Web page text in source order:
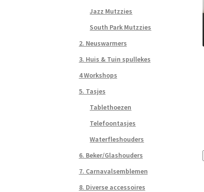
Jazz Mutzzies
South Park Mutzzies
2. Neuswarmers
3. Huis & Tuin spullekes
4 Workshops
5. Tasjes
Tablethoezen
Telefoontasjes
Waterfleshouders
6. Beker/Glashouders
7. Carnavalsemblemen
8. Diverse accessoires